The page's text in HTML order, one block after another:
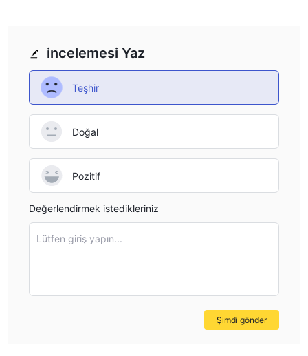
incelemesi Yaz
Teşhir
Doğal
Pozitif
Değerlendirmek istedikleriniz
Lütfen giriş yapın...
Şimdi gönder